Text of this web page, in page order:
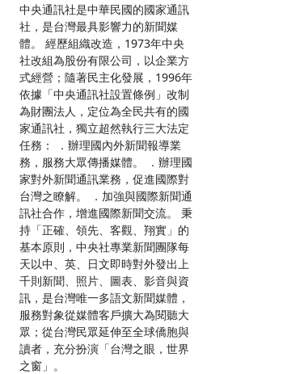
中央通訊社是中華民國的國家通訊
社，是台灣最具影響力的新聞媒
體。 經歷組織改造，1973年中央
社改組為股份有限公司，以企業方
式經營；隨著民主化發展，1996年
依據「中央通訊社設置條例」改制
為財團法人，定位為全民共有的國
家通訊社，獨立超然執行三大法定
任務： ．辦理國內外新聞報導業
務，服務大眾傳播媒體。 ．辦理國
家對外新聞通訊業務，促進國際對
台灣之瞭解。 ．加強與國際新聞通
訊社合作，增進國際新聞交流。 秉
持「正確、領先、客觀、翔實」的
基本原則，中央社專業新聞團隊每
天以中、英、日文即時對外發出上
千則新聞、照片、圖表、影音與資
訊，是台灣唯一多語文新聞媒體，
服務對象從媒體客戶擴大為閱聽大
眾；從台灣民眾延伸至全球僑胞與
讀者，充分扮演「台灣之眼，世界
之窗」。